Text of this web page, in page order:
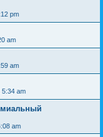
pm
am
am
5:34 am
am